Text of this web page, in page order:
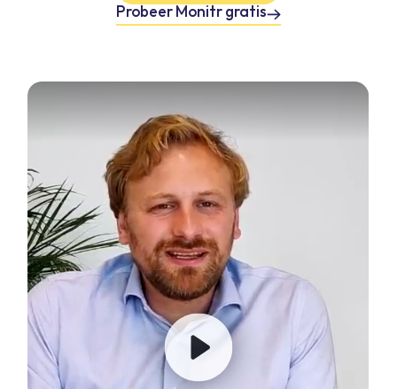
Probeer Monitr gratis